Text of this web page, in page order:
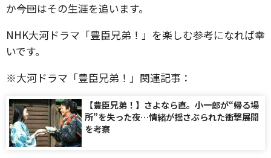
か――今回はその生涯を追います。
NHK大河ドラマ「豊臣兄弟！」を楽しむ参考になれば幸
いです。
※大河ドラマ「豊臣兄弟！」関連記事：
【豊臣兄弟！】さよなら直。小一郎が“帰る場
所”を失った夜…情緒が揺さぶられた衝撃展開
を考察